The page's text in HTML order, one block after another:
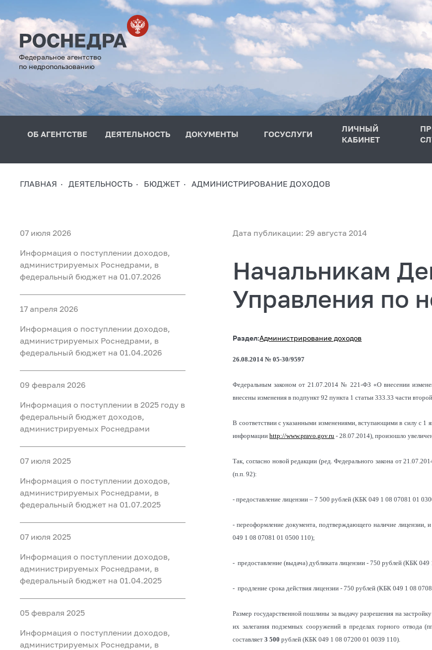
Федеральное агентство
по недропользованию
ОБ АГЕНТСТВЕ ДЕЯТЕЛЬНОСТЬ ДОКУМЕНТЫ ГОСУСЛУГИ
ЛИЧНЫЙ
КАБИНЕТ
ГЛАВНАЯ ДЕЯТЕЛЬНОСТЬ БЮДЖЕТ АДМИНИСТРИРОВАНИЕ ДОХОДОВ
07 июля 2026
Информация о поступлении доходов,
администрируемых Роснедрами, в
федеральный бюджет на 01.07.2026
17 апреля 2026
Информация о поступлении доходов,
администрируемых Роснедрами, в
федеральный бюджет на 01.04.2026
09 февраля 2026
Информация о поступлении в 2025 году в
федеральный бюджет доходов,
администрируемых Роснедрами
07 июля 2025
Информация о поступлении доходов,
администрируемых Роснедрами, в
федеральный бюджет на 01.07.2025
07 июля 2025
Информация о поступлении доходов,
администрируемых Роснедрами, в
федеральный бюджет на 01.04.2025
05 февраля 2025
Информация о поступлении доходов,
администрируемых Роснедрами, в
Дата публикации: 29 августа 2014
Начальникам
Управления по
Раздел:Администрирование доходов
26.08.2014 № 05-30/9597
Федеральным законом от 21.07.2014 № 221-ФЗ «О внесении
внесены изменения в подпункт 92 пункта 1 статьи 333.33 части
В соответствии с указанными изменениями, вступающими в силу с 1
информацииhttp://www.pravo.gov.ru - 28.07.2014), произошло
Так, согласно новой редакции (ред. Федерального закона от
(п.п. 92):
- предоставление лицензии – 7 500 рублей (КБК 049 1 08 07081 01
- переоформление документа, подтверждающего наличие
049 1 08 07081 01 0500 110);
- предоставление (выдача) дубликата лицензии - 750 рублей (КБК
- продление срока действия лицензии - 750 рублей (КБК 049 1 08
Размер государственной пошлины за выдачу разрешения на
их залегания подземных сооружений в пределах горного отвода
составляет3 500 рублей (КБК 049 1 08 07200 01 0039 110).